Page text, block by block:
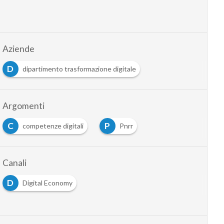
Aziende
D
dipartimento trasformazione digitale
Argomenti
C
competenze digitali P Pnrr
Canali
D
Digital Economy